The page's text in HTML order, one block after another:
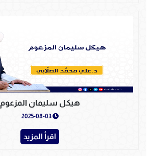
هيكل سليمان المزعوم
2025-08-03
اقرأ المزيد